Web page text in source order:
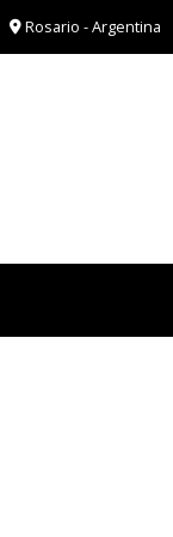
Rosario - Argentina